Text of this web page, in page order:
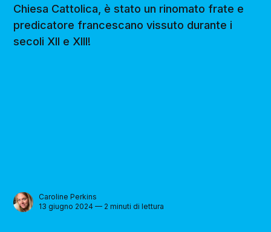
Chiesa Cattolica, è stato un rinomato frate e
predicatore francescano vissuto durante i
secoli XII e XIII!
Caroline Perkins
13 giugno 2024 — 2 minuti di lettura